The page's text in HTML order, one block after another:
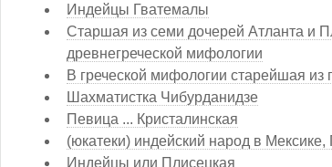
Индейцы Гватемалы
Старшая из семи дочерей Атланта и
древнегреческой мифологии
В греческой мифологии старейшая
Шахматистка Чибурданидзе
Певица ... Кристалинская
(юкатеки) индейский народ в
Индейцы или Плисецкая